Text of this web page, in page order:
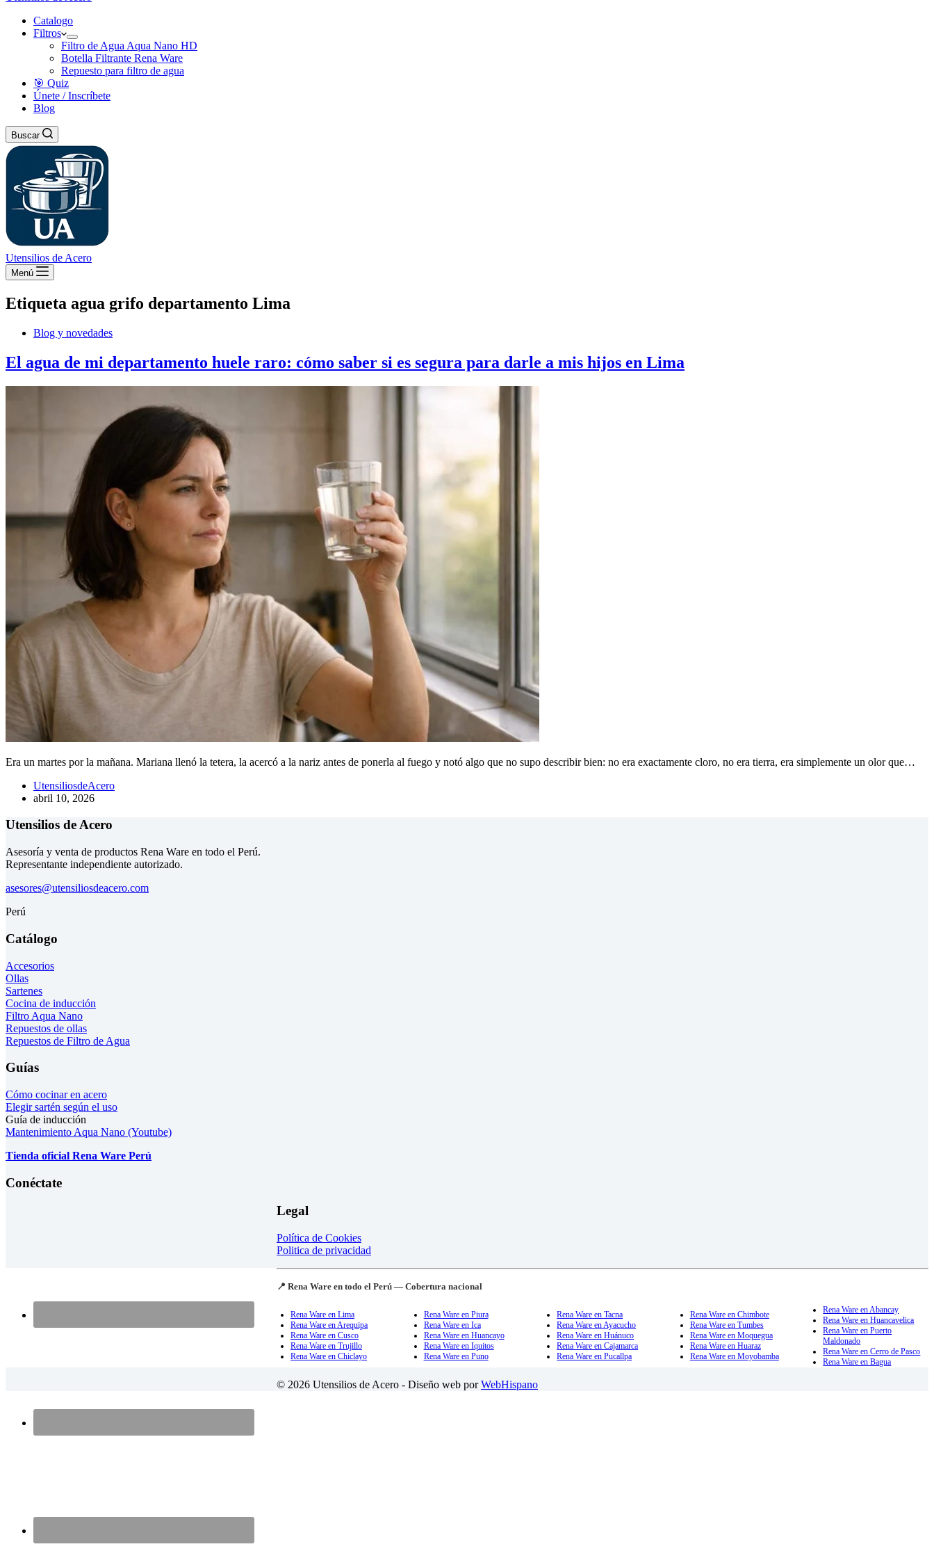
Catalogo
Filtros
Filtro de Agua Aqua Nano HD
Botella Filtrante Rena Ware
Repuesto para filtro de agua
🎯 Quiz
Únete / Inscríbete
Blog
Buscar
Utensilios de Acero
Menú
Etiqueta agua grifo departamento Lima
Blog y novedades
El agua de mi departamento huele raro: cómo saber si es segura para darle a mis hijos en Lima
Era un martes por la mañana. Mariana llenó la tetera, la acercó a la nariz antes de ponerla al fuego y notó algo que no supo describir bien: no era exactamente cloro, no era tierra, era simplemente un olor que…
UtensiliosdeAcero
abril 10, 2026
Utensilios de Acero
Asesoría y venta de productos Rena Ware en todo el Perú.
Representante independiente autorizado.
asesores@utensiliosdeacero.com
Perú
Catálogo
Accesorios
Ollas
Sartenes
Cocina de inducción
Filtro Aqua Nano
Repuestos de ollas
Repuestos de Filtro de Agua
Guías
Cómo cocinar en acero
Elegir sartén según el uso
Guía de inducción
Mantenimiento Aqua Nano (Youtube)
Tienda oficial Rena Ware Perú
Conéctate
Legal
Política de Cookies
Politica de privacidad
📍 Rena Ware en todo el Perú — Cobertura nacional
Rena Ware en Lima
Rena Ware en Arequipa
Rena Ware en Cusco
Rena Ware en Trujillo
Rena Ware en Chiclayo
Rena Ware en Piura
Rena Ware en Ica
Rena Ware en Huancayo
Rena Ware en Iquitos
Rena Ware en Puno
Rena Ware en Tacna
Rena Ware en Ayacucho
Rena Ware en Huánuco
Rena Ware en Cajamarca
Rena Ware en Pucallpa
Rena Ware en Chimbote
Rena Ware en Tumbes
Rena Ware en Moquegua
Rena Ware en Huaraz
Rena Ware en Moyobamba
Rena Ware en Abancay
Rena Ware en Huancavelica
Rena Ware en Puerto
Maldonado
Rena Ware en Cerro de Pasco
Rena Ware en Bagua
© 2026 Utensilios de Acero - Diseño web porWebHispano